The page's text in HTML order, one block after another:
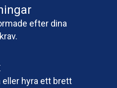
efter dina
eller hyra ett brett